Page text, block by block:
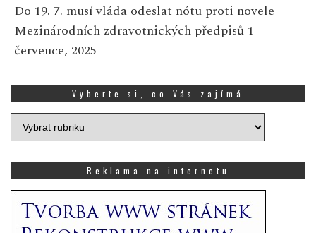
Do 19. 7. musí vláda odeslat nótu proti novele
Mezinárodních zdravotnických předpisů 1
července, 2025
Vyberte si, co Vás zajímá
Vyberte
si,
zajímá
Reklama na internetu